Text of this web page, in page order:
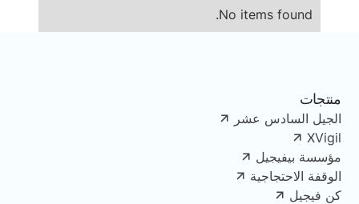
No items found.
منتجات
الجيل السادس عشر
XVigil
مؤسسة بيفيجيل
الوقفة الاحتجاجية
كن فيجيل